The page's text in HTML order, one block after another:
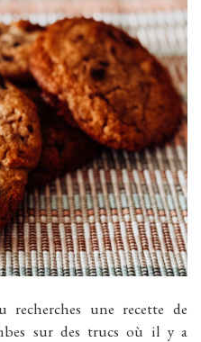
une recette de
sur des trucs où il y a